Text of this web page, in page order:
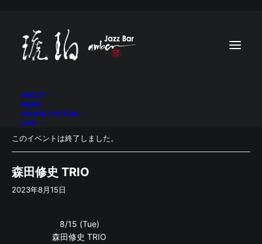
ABOUT
MENU
SOUND SYSTEM
LIVE
このイベントは終了しました。
森田修史 TRIO
2023年8月15日
8/15 (Tue)
森田修史 TRIO